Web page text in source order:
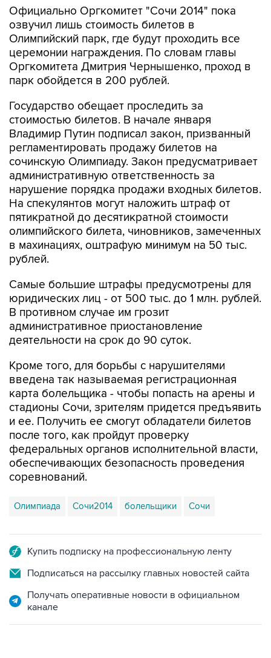
Официально Оргкомитет "Сочи 2014" пока
озвучил лишь стоимость билетов в
Олимпийский парк, где будут проходить все
церемонии награждения. По словам главы
Оргкомитета Дмитрия Чернышенко, проход в
парк обойдется в 200 рублей.
Государство обещает проследить за
стоимостью билетов. В начале января
Владимир Путин подписал закон, призванный
регламентировать продажу билетов на
сочинскую Олимпиаду. Закон предусматривает
административную ответственность за
нарушение порядка продажи входных билетов.
На спекулянтов могут наложить штраф от
пятикратной до десятикратной стоимости
олимпийского билета, чиновников, замеченных
в махинациях, оштрафую минимум на 50 тыс.
рублей.
Самые большие штрафы предусмотрены для
юридических лиц - от 500 тыс. до 1 млн. рублей.
В противном случае им грозит
административное приостановление
деятельности на срок до 90 суток.
Кроме того, для борьбы с нарушителями
введена так называемая регистрационная
карта болельщика - чтобы попасть на арены и
стадионы Сочи, зрителям придется предъявить
и ее. Получить ее смогут обладатели билетов
после того, как пройдут проверку
федеральных органов исполнительной власти,
обеспечивающих безопасность проведения
соревнований.
Олимпиада Сочи2014 болельщики Сочи
Купить подписку на профессиональную ленту
Подписаться на рассылку главных новостей сайта
Получать оперативные новости в официальном
канале